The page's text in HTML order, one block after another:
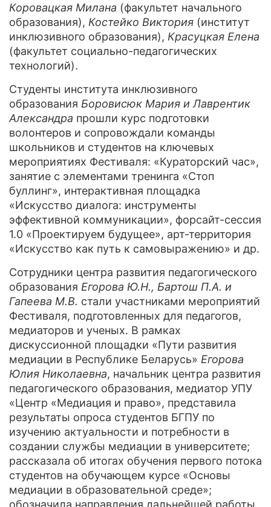
Коровацкая Милана (факультет начального
образования), Костейко Виктория (институт
инклюзивного образования), Красуцкая Елена
(факультет социально-педагогических
технологий).
Студенты института инклюзивного
образования Боровисюк Мария и Лаврентик
Александра прошли курс подготовки
волонтеров и сопровождали команды
школьников и студентов на ключевых
мероприятиях Фестиваля: «Кураторский час»,
занятие с элементами тренинга «Стоп
буллинг», интерактивная площадка
«Искусство диалога: инструменты
эффективной коммуникации», форсайт-сессия
1.0 «Проектируем будущее», арт-территория
«Искусство как путь к самовыражению» и др.
Сотрудники центра развития педагогического
образования Егорова Ю.Н., Бартош П.А. и
Гапеева М.В. стали участниками мероприятий
Фестиваля, подготовленных для педагогов,
медиаторов и ученых. В рамках
дискуссионной площадки «Пути развития
медиации в Республике Беларусь» Егорова
Юлия Николаевна, начальник центра развития
педагогического образования, медиатор УПУ
«Центр «Медиация и право», представила
результаты опроса студентов БГПУ по
изучению актуальности и потребности в
создании службы медиации в университете;
рассказала об итогах обучения первого потока
студентов на обучающем курсе «Основы
медиации в образовательной среде»;
обозначила направления дальнейшей работы